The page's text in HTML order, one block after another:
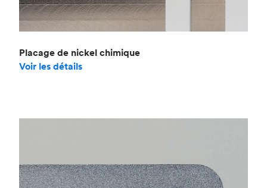
Placage de nickel chimique
Voir les détails